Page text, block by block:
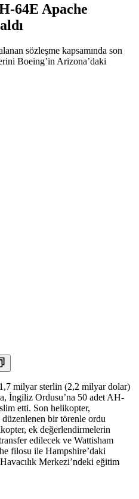
64E Apache
sözleşme kapsamında son
Boeing’in Arizona’daki
milyar sterlin (2,2 milyar dolar)
İngiliz Ordusu’na 50 adet AH-
etti. Son helikopter,
bir törenle ordu
ek değerlendirmelerin
edilecek ve Wattisham
filosu ile Hampshire’daki
Merkezi’ndeki eğitim